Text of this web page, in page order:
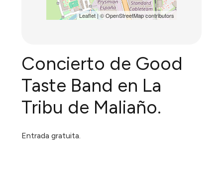
Leaflet| ©OpenStreetMapcontributors
Concierto de Good
Taste Band en La
Tribu de Maliaño.
Entrada gratuita.